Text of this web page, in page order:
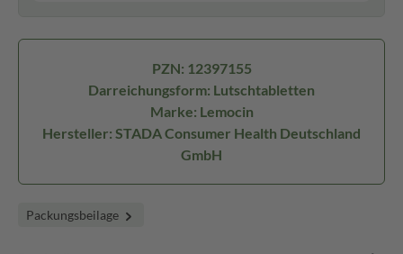
PZN: 12397155
Darreichungsform: Lutschtabletten
Marke: Lemocin
Hersteller: STADA Consumer Health Deutschland
GmbH
Packungsbeilage